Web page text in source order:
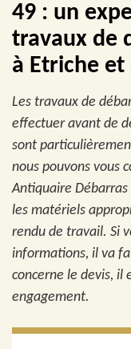
49 : un
travaux de
à Etriche et
Les travaux de
effectuer avant de
sont
nous pouvons vous
Antiquaire Débarras
les matériels
rendu de travail. Si
informations, il va
concerne le devis,
engagement.